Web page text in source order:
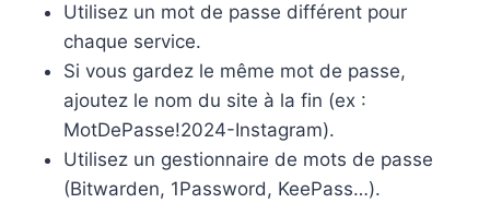
Utilisez un mot de passe différent pour
chaque service.
Si vous gardez le même mot de passe,
ajoutez le nom du site à la fin (ex :
MotDePasse!2024-Instagram).
Utilisez un gestionnaire de mots de passe
(Bitwarden, 1Password, KeePass…).